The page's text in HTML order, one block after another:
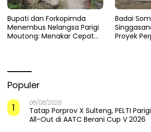
​Bupati dan Forkopimda
Menembus Nelangsa Parigi
Moutong: Menakar Cepat
Badai
Proyek
Populer
1
08/08/2026
Tatap Porprov X Sulteng, PELTI
All-Out di AATC Berani Cup V 2026